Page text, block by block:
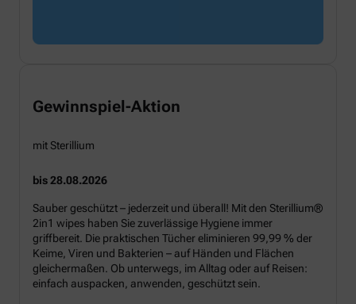
Gewinnspiel-Aktion
mit Sterillium
bis 28.08.2026
Sauber geschützt – jederzeit und überall! Mit den Sterillium®
2in1 wipes haben Sie zuverlässige Hygiene immer
griffbereit. Die praktischen Tücher eliminieren 99,99 % der
Keime, Viren und Bakterien – auf Händen und Flächen
gleichermaßen. Ob unterwegs, im Alltag oder auf Reisen:
einfach auspacken, anwenden, geschützt sein.